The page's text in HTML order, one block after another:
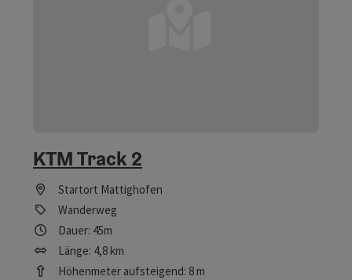
KTM Track 2
Startort Mattighofen
Wanderweg
Dauer: 45m
Länge: 4,8 km
Höhenmeter aufsteigend: 8 m